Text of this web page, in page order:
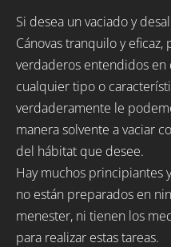
Si desea un vaciado y
Cánovas tranquilo y
verdaderos entendidos en
cualquier tipo o
verdaderamente le
manera solvente a vaciar
del hábitat que desee.
Hay muchos principiantes
no están preparados en
menester, ni tienen los
para realizar estas tareas.